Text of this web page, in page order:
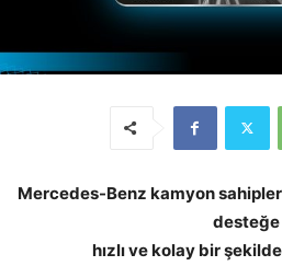
Mercedes-Benz kamyon
desteğe
hızlı ve kolay bir